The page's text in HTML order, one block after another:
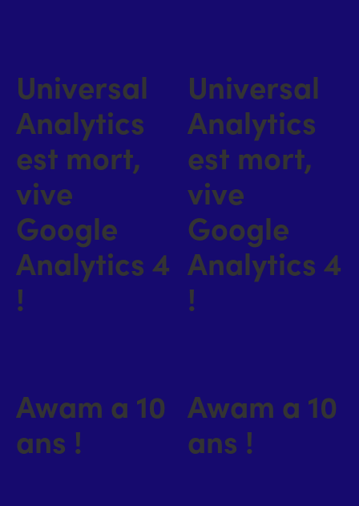
Universal
Analytics
est mort,
vive
Google
Analytics 4
!
Universal
Analytics
est mort,
vive
Google
Analytics 4
!
Awam a 10
ans !
Awam a 10
ans !